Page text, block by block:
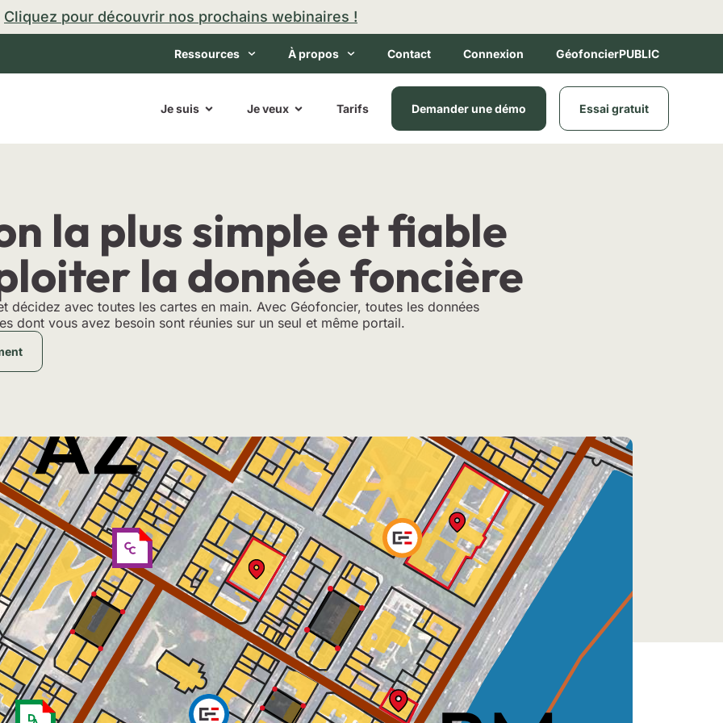
Cliquez pour découvrir nos prochains webinaires !
Ressources À propos Contact Connexion GéofoncierPUBLIC
Je suis Ouvrir Je suis
Je veux Ouvrir Je veux
Tarifs Demander une démo Essai gratuit
la plus simple et fiable
la donnée foncière
décidez avec toutes les cartes en main. Avec Géofoncier, toutes les données
dont vous avez besoin sont réunies sur un seul et même portail.